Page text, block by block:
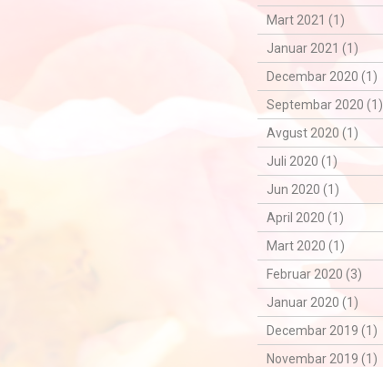
Mart 2021 (1)
Januar 2021 (1)
Decembar 2020 (1)
Septembar 2020 (1)
Avgust 2020 (1)
Juli 2020 (1)
Jun 2020 (1)
April 2020 (1)
Mart 2020 (1)
Februar 2020 (3)
Januar 2020 (1)
Decembar 2019 (1)
Novembar 2019 (1)